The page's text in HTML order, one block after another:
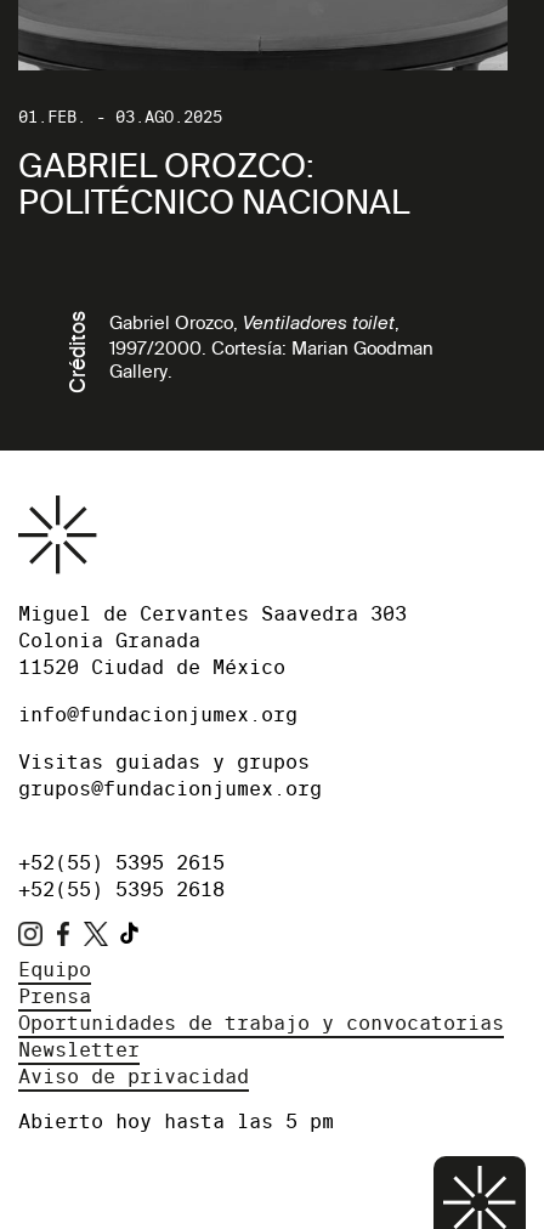
01.FEB. - 03.AGO.2025
GABRIEL OROZCO:
POLITÉCNICO NACIONAL
Créditos Gabriel Orozco, Ventiladores toilet,
1997/2000. Cortesía: Marian Goodman
Gallery.
Miguel de Cervantes Saavedra 303
Colonia Granada
11520 Ciudad de México
info@fundacionjumex.org
Visitas guiadas y grupos
grupos@fundacionjumex.org
+52(55) 5395 2615
+52(55) 5395 2618
Equipo
Prensa
Oportunidades de trabajo y convocatorias
Newsletter
Aviso de privacidad
Abierto hoy hasta las 5 pm